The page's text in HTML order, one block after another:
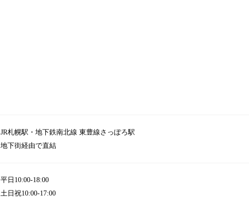
JR札幌駅・地下鉄南北線 東豊線さっぽろ駅
地下街経由で直結
平日10:00‐18:00
土日祝10:00‐17:00